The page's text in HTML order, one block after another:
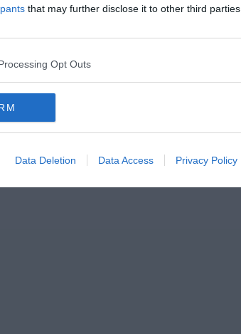
that may further disclose it to other third parties.
Opt Outs
Data Deletion Data Access Privacy Policy